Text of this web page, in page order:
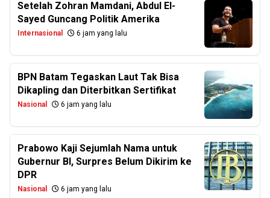
Setelah Zohran Mamdani, Abdul El-
Sayed Guncang Politik Amerika
Internasional 6 jam yang lalu
BPN Batam Tegaskan Laut Tak Bisa
Dikapling dan Diterbitkan Sertifikat
Nasional 6 jam yang lalu
Prabowo Kaji Sejumlah Nama untuk
Gubernur BI, Surpres Belum Dikirim ke
DPR
Nasional 6 jam yang lalu